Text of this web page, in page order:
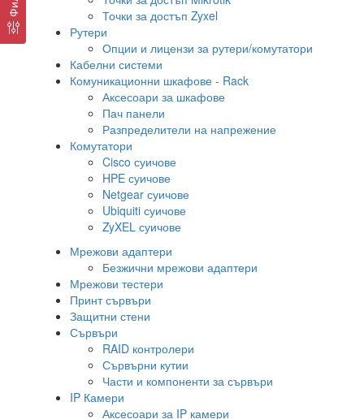
Точки за достъп Zyxel
Рутери
Опции и лицензи за рутери/комутатори
Кабелни системи
Комуникационни шкафове - Rack
Аксесоари за шкафове
Пач панели
Разпределители на напрежение
Комутатори
Cisco суичове
HPE суичове
Netgear суичове
Ubiquiti суичове
ZyXEL суичове
Мрежови адаптери
Безжични мрежови адаптери
Мрежови тестери
Принт сървъри
Защитни стени
Сървъри
RAID контролери
Сървърни кутии
Части и компоненти за сървъри
IP Камери
Аксесоари за IP камери